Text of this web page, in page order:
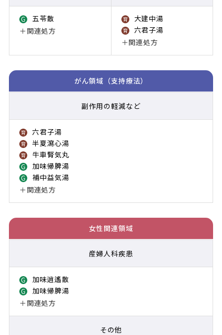
Growing
五苓散
＋関連処方
育薬
大建中湯
育薬
六君子湯
＋関連処方
がん領域（支持療法）
副作用の軽減など
育薬
六君子湯
育薬
半夏瀉心湯
育薬
牛車腎気丸
Growing
加味帰脾湯
Growing
補中益気湯
＋関連処方
女性関連領域
産婦人科疾患
Growing
加味逍遙散
Growing
加味帰脾湯
＋関連処方
その他